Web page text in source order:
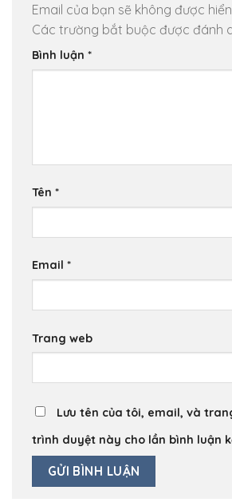
Email của bạn sẽ không được
Các trường bắt buộc được đánh
Bình luận *
Tên *
Email *
Trang web
Lưu tên của tôi, email, và
trình duyệt này cho lần bình luận